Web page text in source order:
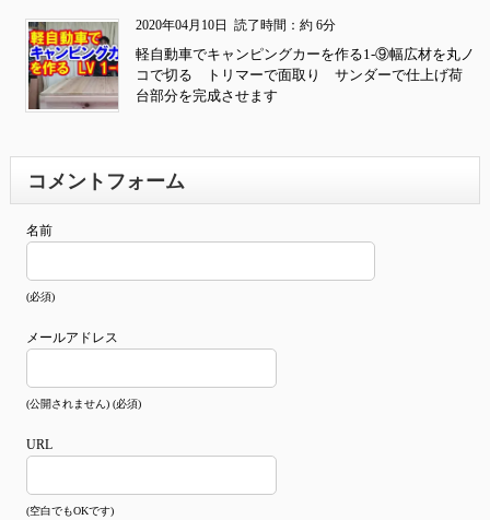
2020年04月10日 読了時間：約 6分
軽自動車でキャンピングカーを作る1-⑨幅広材を丸ノ
コで切る トリマーで面取り サンダーで仕上げ荷
台部分を完成させます
コメントフォーム
名前
(必須)
メールアドレス
(公開されません) (必須)
URL
(空白でもOKです)